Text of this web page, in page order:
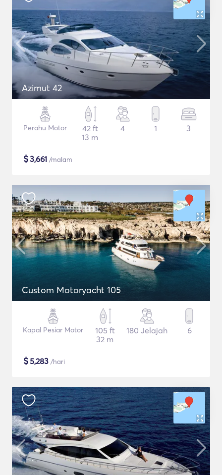
Azimut 42
Perahu Motor
42 ft
13 m
4 1 3
$3,661 /malam
Custom Motoryacht 105
Kapal Pesiar Motor
105 ft
32 m
180 Jelajah 6
$5,283 /hari